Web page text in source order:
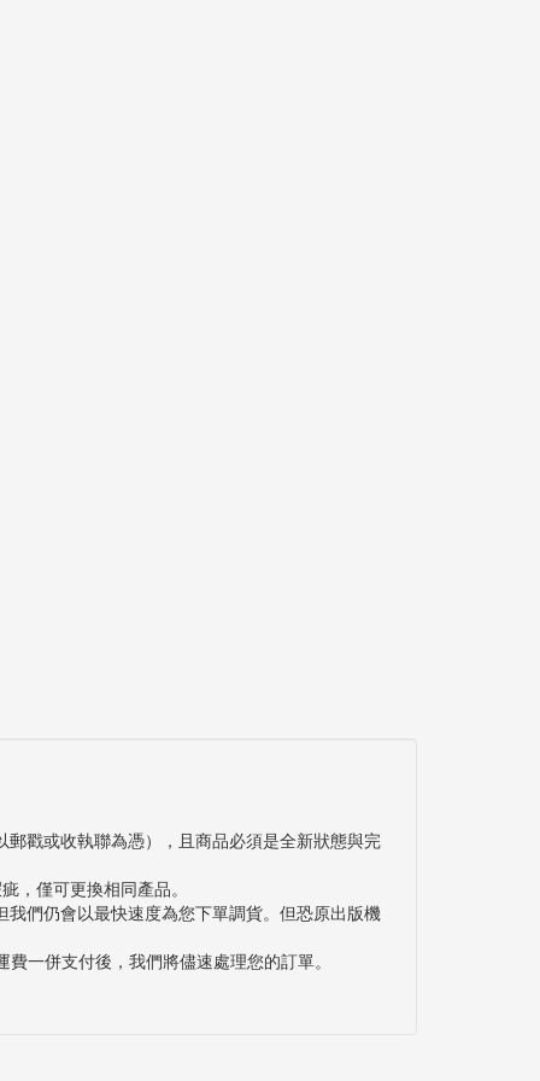
戳或收執聯為憑），且商品必須是全新狀態與完
，僅可更換相同產品。
們仍會以最快速度為您下單調貨。但恐原出版機
一併支付後，我們將儘速處理您的訂單。